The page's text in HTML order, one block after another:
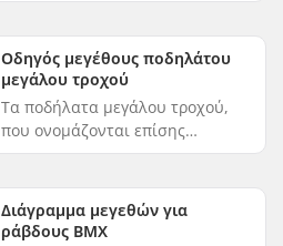
κοιτάζοντας το ύψος του χρήστη.
Το διά...
Οδηγός μεγέθους ποδηλάτου
μεγάλου τροχού
Τα ποδήλατα μεγάλου τροχού,
που ονομάζονται επίσης
ποδήλατα Cruiser, έχουν
γρήγορα ταυτόχρονα. Είναι
στιβαρά, διασκε...
Διάγραμμα μεγεθών για
ράβδους BMX